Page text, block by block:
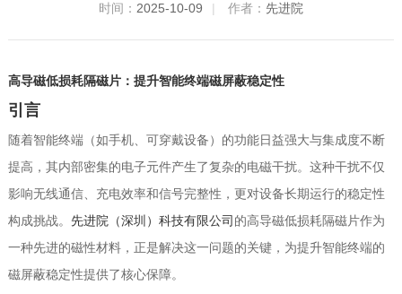
时间： 2025-10-09 | 作者： 先进院
高导磁低损耗隔磁片：提升智能终端磁屏蔽稳定性
引言
随着智能终端（如手机、可穿戴设备）的功能日益强大与集成度不断
提高，其内部密集的电子元件产生了复杂的电磁干扰。这种干扰不仅
影响无线通信、充电效率和信号完整性，更对设备长期运行的稳定性
构成挑战。 先进院（深圳）科技有限公司 的高导磁低损耗隔磁片作为
一种先进的磁性材料，正是解决这一问题的关键，为提升智能终端的
磁屏蔽稳定性提供了核心保障。